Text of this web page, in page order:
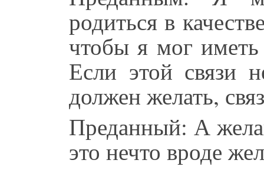
родиться в
чтобы я мог
Если этой связи
должен желать,
Преданный: А
это нечто вроде